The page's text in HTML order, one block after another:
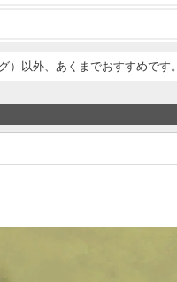
以外、あくまでおすすめです。